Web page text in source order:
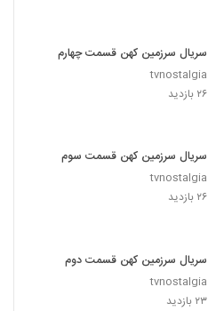
سریال سرزمین کهن قسمت چهارم
tvnostalgia
۲۶ بازدید
سریال سرزمین کهن قسمت سوم
tvnostalgia
۲۶ بازدید
سریال سرزمین کهن قسمت دوم
tvnostalgia
۲۳ بازدید